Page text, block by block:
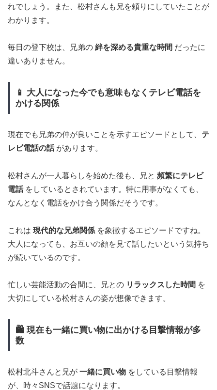
れでしょう。また、松村さんも兄を頼りにしていたことが
わかります。
毎日の登下校は、兄弟の 絆を深める貴重な時間 だったに
違いありません。
📱 大人になった今でも意味もなくテレビ電話を
かける関係
現在でも兄弟の仲が良いことを示すエピソードとして、 テ
レビ電話の話があります。
松村さんが一人暮らしを始めた後も、兄と 頻繁にテレビ
電話をしているとされています。特に用事がなくても、
なんとなく電話をかけ合う関係だそうです。
これは 現代的な兄弟関係 を象徴するエピソードですね。
大人になっても、お互いの顔を見て話したいという気持ち
が続いているのです。
忙しい芸能活動の合間に、兄との リラックスした時間 を
大切にしている松村さんの姿が想像できます。
🛍️ 現在も一緒に買い物に出かける目撃情報が多
数
松村北斗さんと兄が 一緒に買い物 をしている目撃情報
が、時々SNSで話題になります。